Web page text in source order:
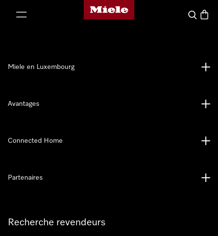
Page d'accueil de Miele
Panier
Recherche revendeurs
Miele en Luxembourg
Avantages
Connected Home
Partenaires